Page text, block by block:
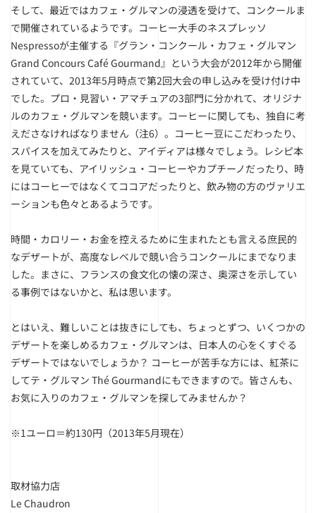
そして、最近ではカフェ・グルマンの浸透を受けて、コンクールま
で開催されているようです。コーヒー大手のネスプレッソ
Nespressoが主催する『グラン・コンクール・カフェ・グルマン
Grand Concours Café Gourmand』という大会が2012年から開催
されていて、2013年5月時点で第2回大会の申し込みを受け付け中
でした。プロ・見習い・アマチュアの3部門に分かれて、オリジナ
ルのカフェ・グルマンを競います。コーヒーに関しても、独自に考
えださなければなりません （注6） 。コーヒー豆にこだわったり、
スパイスを加えてみたりと、アイディアは様々でしょう。レシピ本
を見ていても、アイリッシュ・コーヒーやカプチーノだったり、時
にはコーヒーではなくてココアだったりと、飲み物の方のヴァリエ
ーションも色々とあるようです。
時間・カロリー・お金を控えるために生まれたとも言える庶民的
なデザートが、高度なレベルで競い合うコンクールにまでなりま
した。まさに、フランスの食文化の懐の深さ、奥深さを示してい
る事例ではないかと、私は思います。
とはいえ、難しいことは抜きにしても、ちょっとずつ、いくつかの
デザートを楽しめるカフェ・グルマンは、日本人の心をくすぐる
デザートではないでしょうか？ コーヒーが苦手な方には、紅茶に
してテ・グルマン Thé Gourmandにもできますので。皆さんも、
お気に入りのカフェ・グルマンを探してみませんか？
※1ユーロ＝約130円（2013年5月現在）
取材協力店
Le Chaudron